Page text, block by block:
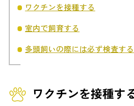
ワクチンを接種する
室内で飼育する
多頭飼いの際には必ず検査する
ワクチンを接種す